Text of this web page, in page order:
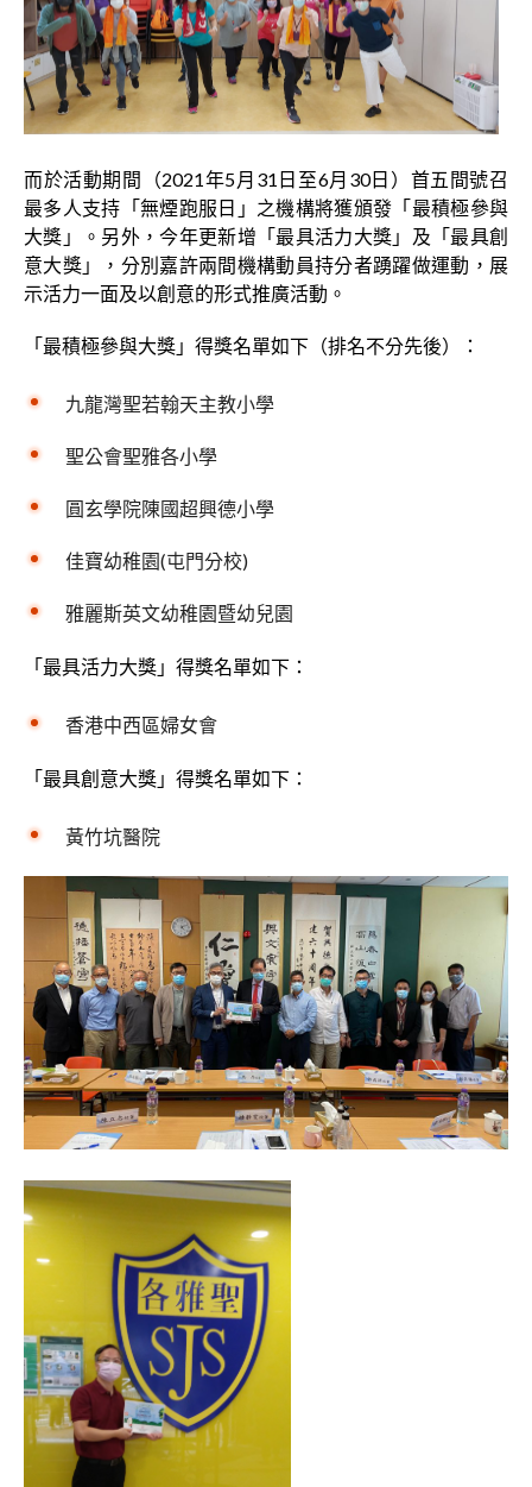
而於活動期間（2021年5月31日至6月30日）首五間號召
最多人支持「無煙跑服日」之機構將獲頒發「最積極參與
大獎」。另外，今年更新增「最具活力大獎」及「最具創
意大獎」，分別嘉許兩間機構動員持分者踴躍做運動，展
示活力一面及以創意的形式推廣活動。
「最積極參與大獎」得獎名單如下（排名不分先後）：
九龍灣聖若翰天主教小學
聖公會聖雅各小學
圓玄學院陳國超興德小學
佳寶幼稚園(屯門分校)
雅麗斯英文幼稚園暨幼兒園
「最具活力大獎」得獎名單如下：
香港中西區婦女會
「最具創意大獎」得獎名單如下：
黃竹坑醫院